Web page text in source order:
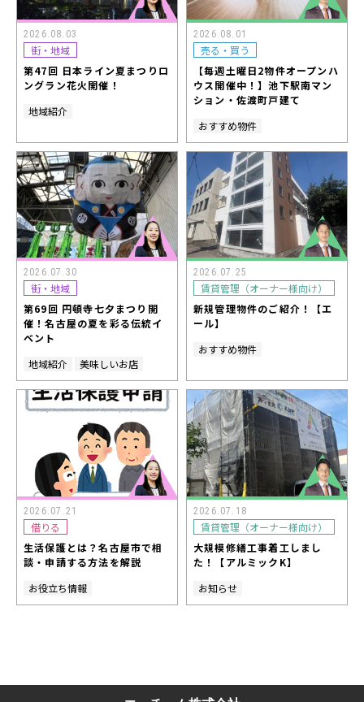
2026.08.03
街・地域
第47回 日本ライン夏まつりロ
ングラン花火開催！
地域紹介
2026.08.01
売る・買う
【毎週土曜日2物件オープンハ
ウス開催中！】池下駅南マン
ション・佐渡町戸建て
おすすめ物件
2026.07.30
街・地域
第69回 円頓寺七夕まつり開
催！名古屋の夏を彩る伝統イ
ベント
地域紹介
美味しいお店
2026.07.25
賃貸管理（オーナー様向け）
新規管理物件のご紹介！【エ
ール】
おすすめ物件
2026.07.21
借りる
生活保護とは？名古屋市で相
談・申請する方法を解説
お役立ち情報
2026.07.18
賃貸管理（オーナー様向け）
大規模修繕工事着工しまし
た！【アルミックK】
お知らせ